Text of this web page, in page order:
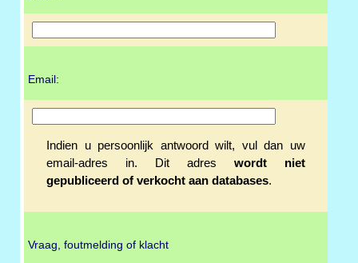
Email:
Indien u persoonlijk antwoord wilt, vul dan uw
email-adres in. Dit adres wordt niet
gepubliceerd of verkocht aan databases.
Vraag, foutmelding of klacht